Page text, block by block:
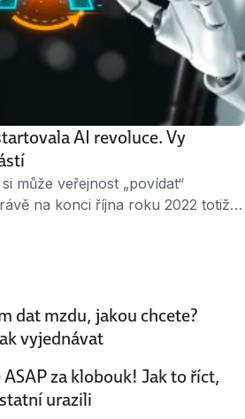
AI revoluce. Vy
může veřejnost „povídat“
na konci října roku 2022 totiž
AI ve všech možných
se zákazníky. Generativní …
dat mzdu, jakou chcete?
vyjednávat
ASAP za klobouk! Jak to říct,
urazili